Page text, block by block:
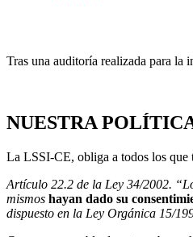
Tras una auditoría realizada para la
NUESTRA
La LSSI-CE, obliga a todos los que
Artículo 22.2 de la Ley 34/2002.
mismos hayan dado su
dispuesto en la Ley Orgánica 15/